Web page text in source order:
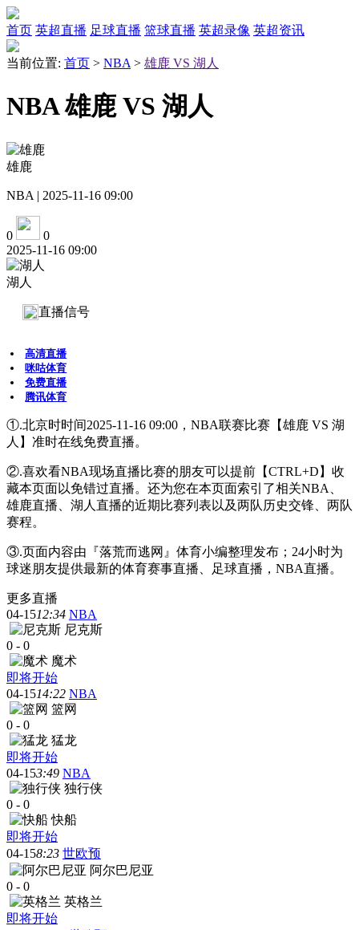
首页 英超直播 足球直播 篮球直播 英超录像 英超资讯
当前位置: 首页 > NBA > 雄鹿 VS 湖人
NBA 雄鹿 VS 湖人
雄鹿
NBA | 2025-11-16 09:00
0
0
2025-11-16 09:00
湖人
直播信号
高清直播
咪咕体育
免费直播
腾讯体育
①.北京时时间2025-11-16 09:00，NBA联赛比赛【雄鹿 VS 湖
人】准时在线免费直播。
②.喜欢看NBA现场直播比赛的朋友可以提前【CTRL+D】收
藏本页面以免错过直播。还为您在本页面索引了相关NBA、
雄鹿直播、湖人直播的近期比赛列表以及两队历史交锋、两队
赛程。
③.页面内容由『落荒而逃网』体育小编整理发布；24小时为
球迷朋友提供最新的体育赛事直播、足球直播，NBA直播。
更多直播
04-1512:34 NBA
尼克斯
0 - 0
魔术
即将开始
04-1514:22 NBA
篮网
0 - 0
猛龙
即将开始
04-153:49 NBA
独行侠
0 - 0
快船
即将开始
04-158:23 世欧预
阿尔巴尼亚
0 - 0
英格兰
即将开始